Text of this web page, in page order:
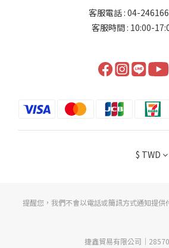
客服電話 : 04-
客服時間 : 10:00-
$ TWD
提醒您，我們不會以電話或簡訊方式通知提供
捷鑫貿易有限公司｜